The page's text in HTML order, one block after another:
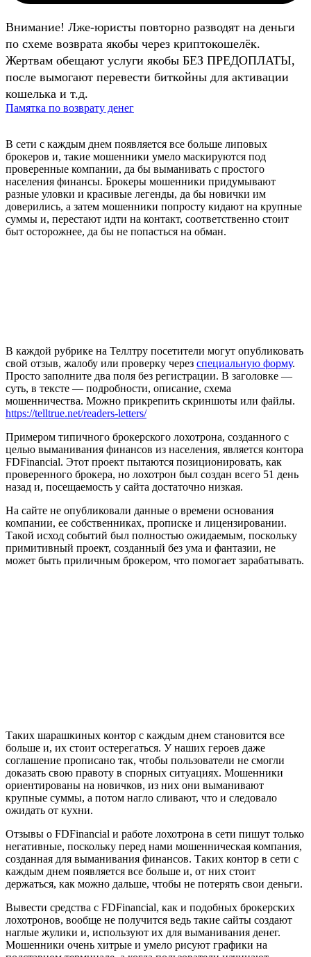
Внимание! Лже-юристы повторно разводят на деньги
по схеме возврата якобы через криптокошелёк.
Жертвам обещают услуги якобы БЕЗ ПРЕДОПЛАТЫ,
после вымогают перевести биткойны для активации
кошелька и т.д.
Памятка по возврату денег
В сети с каждым днем появляется все больше липовых
брокеров и, такие мошенники умело маскируются под
проверенные компании, да бы выманивать с простого
населения финансы. Брокеры мошенники придумывают
разные уловки и красивые легенды, да бы новички им
доверились, а затем мошенники попросту кидают на крупные
суммы и, перестают идти на контакт, соответственно стоит
быт осторожнее, да бы не попасться на обман.
В каждой рубрике на Теллтру посетители могут опубликовать
свой отзыв, жалобу или проверку через специальную форму.
Просто заполните два поля без регистрации. В заголовке —
суть, в тексте — подробности, описание, схема
мошенничества. Можно прикрепить скриншоты или файлы.
https://telltrue.net/readers-letters/
Примером типичного брокерского лохотрона, созданного с
целью выманивания финансов из населения, является контора
FDFinancial. Этот проект пытаются позиционировать, как
проверенного брокера, но лохотрон был создан всего 51 день
назад и, посещаемость у сайта достаточно низкая.
На сайте не опубликовали данные о времени основания
компании, ее собственниках, прописке и лицензировании.
Такой исход событий был полностью ожидаемым, поскольку
примитивный проект, созданный без ума и фантазии, не
может быть приличным брокером, что помогает зарабатывать.
Таких шарашкиных контор с каждым днем становится все
больше и, их стоит остерегаться. У наших героев даже
соглашение прописано так, чтобы пользователи не смогли
доказать свою правоту в спорных ситуациях. Мошенники
ориентированы на новичков, из них они выманивают
крупные суммы, а потом нагло сливают, что и следовало
ожидать от кухни.
Отзывы о FDFinancial и работе лохотрона в сети пишут только
негативные, поскольку перед нами мошенническая компания,
созданная для выманивания финансов. Таких контор в сети с
каждым днем появляется все больше и, от них стоит
держаться, как можно дальше, чтобы не потерять свои деньги.
Вывести средства с FDFinancial, как и подобных брокерских
лохотронов, вообще не получится ведь такие сайты создают
наглые жулики и, используют их для выманивания денег.
Мошенники очень хитрые и умело рисуют графики на